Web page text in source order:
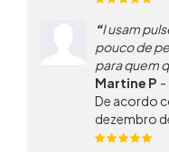
I usam
pouco de
para quem
Martine P -
De acordo
dezembro